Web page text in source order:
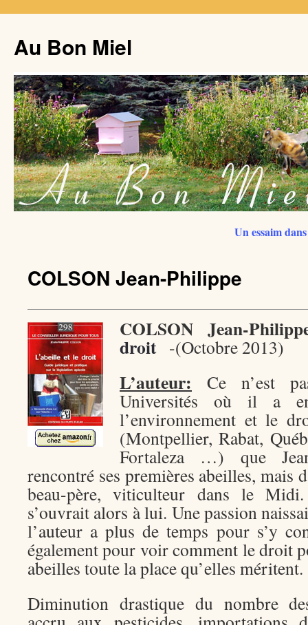
Au Bon Miel
Un essaim
COLSON Jean-Philippe
COLSON Jean-
droit -(Octobre 2013)
L’auteur: Ce n’est
Universités où il a
l’environnement et le
(Montpellier, Rabat,
Fortaleza …) que
rencontré ses premières abeilles, mais
beau-père, viticulteur dans le
s’ouvrait alors à lui. Une passion
l’auteur a plus de temps pour s’y
également pour voir comment le droit
abeilles toute la place qu’elles méritent.
Diminution drastique du nombre